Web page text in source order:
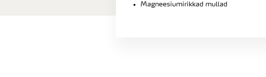
Magneesiumirikkad mullad